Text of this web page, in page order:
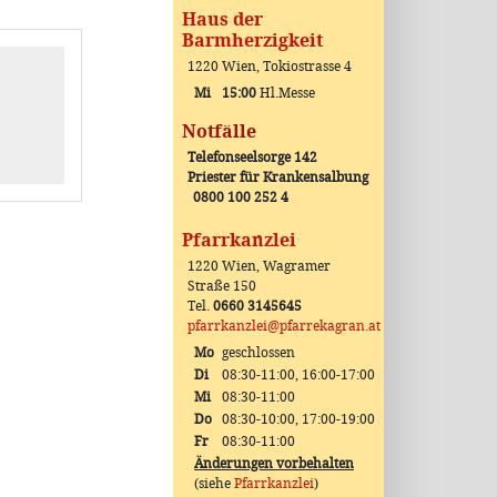
Haus der
Barmherzigkeit
1220 Wien, Tokiostrasse 4
Mi
15:00 Hl.Messe
Notfälle
Telefonseelsorge 142
Priester für Krankensalbung
0800 100 252 4
Pfarrkanzlei
1220 Wien, Wagramer
Straße 150
Tel. 0660 3145645
pfarrkanzlei@pfarrekagran.at
Mo geschlossen
Di
08:30-11:00, 16:00-17:00
Mi
08:30-11:00
Do
08:30-10:00, 17:00-19:00
Fr
08:30-11:00
Änderungen vorbehalten
(siehe Pfarrkanzlei)